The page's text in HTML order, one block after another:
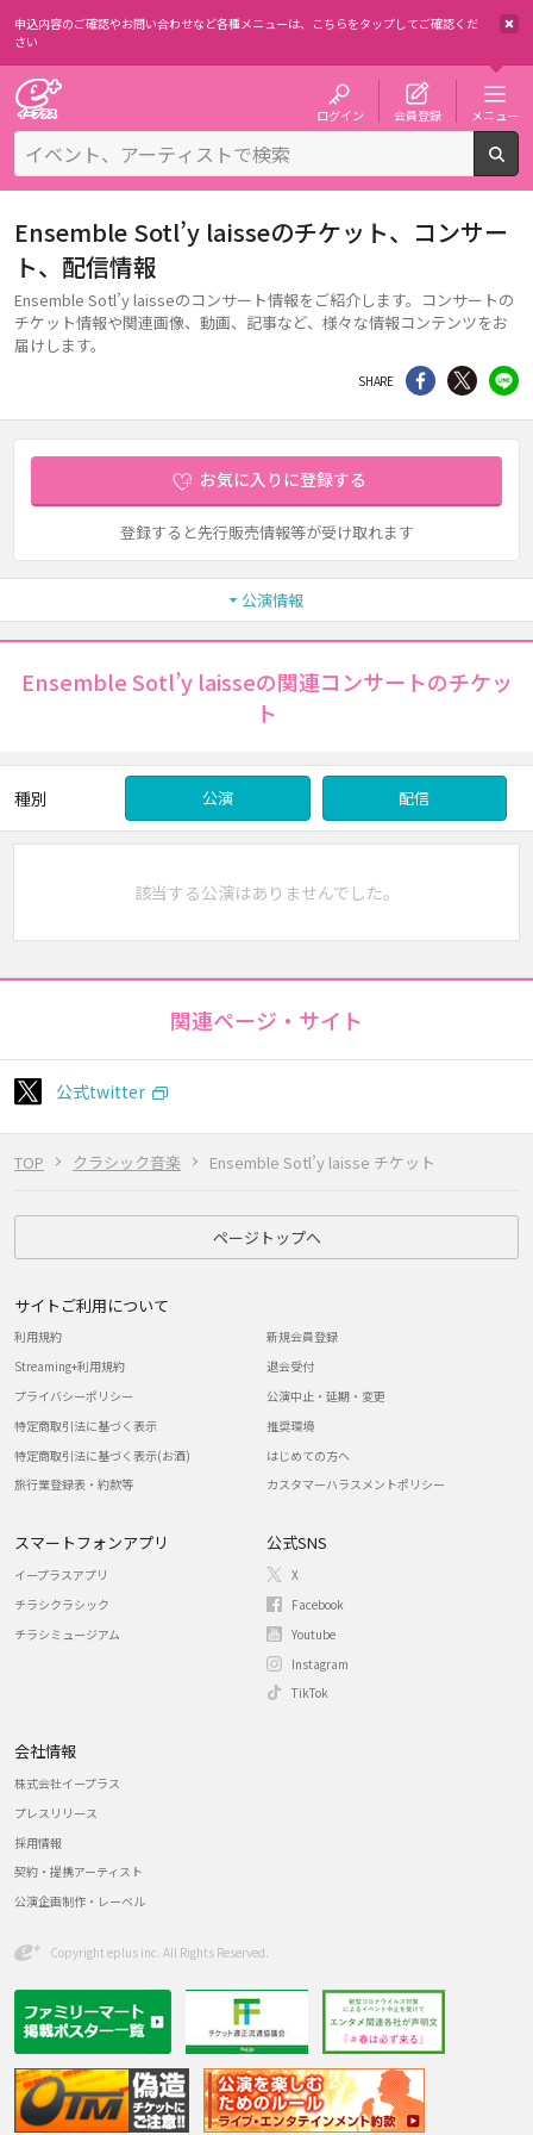
申込内容のご確認やお問い合わせなど各種メニューは、 こちらをタップしてご確認くだ
さい
ログイン 会員登録 メニュー
TOP クラシック音楽 Ensemble Sotl’y laisse チケット
Ensemble Sotl’y laisseのチケット、コンサー
ト、配信情報
Ensemble Sotl’y laisseのコンサート情報をご紹介します。コンサートの
チケット情報や関連画像、動画、記事など、様々な情報コンテンツをお
届けします。
SHARE シェア Twitter
お気に入りに登録する
登録すると先行販売情報等が受け取れます
公演情報
Ensemble Sotl’y laisseの関連コンサートのチケッ
ト
種別 公演 配信
該当する公演はありませんでした。
関連ページ・サイト
公式twitter
ページトップへ
サイトご利用について
利用規約
Streaming+利用規約
プライバシーポリシー
特定商取引法に基づく表示
特定商取引法に基づく表示(お酒)
旅行業登録表・約款等
新規会員登録
退会受付
公演中止・延期・変更
推奨環境
はじめての方へ
カスタマーハラスメントポリシー
スマートフォンアプリ
イープラスアプリ
チラシクラシック
チラシミュージアム
公式SNS
X
Facebook
Youtube
Instagram
TikTok
会社情報
株式会社イープラス
プレスリリース
採用情報
契約・提携アーティスト
公演企画制作・レーベル
Copyright eplus inc. All Rights Reserved.